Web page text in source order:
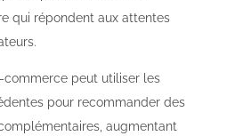
qui répondent aux attentes
commerce peut utiliser les
pour recommander des
augmentant